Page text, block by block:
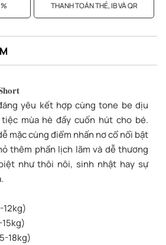
THANH TOÁN THẺ, IB VÀ QR
yêu kết hợp cùng tone be dịu
mùa hè đầy cuốn hút cho bé.
mặc cùng điểm nhấn nơ cổ nổi bật
thêm phần lịch lãm và dễ thương
như thôi nôi, sinh nhật hay sự
18kg)